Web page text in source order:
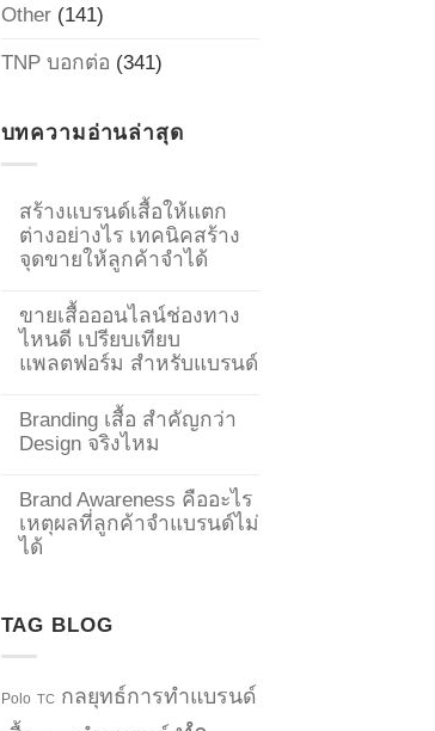
Other(141)
TNP บอกต่อ (341)
บทความอ่านล่าสุด
สร้างแบรนด์เสื้อให้แตก
ต่างอย่างไร เทคนิคสร้าง
จุดขายให้ลูกค้าจำได้
ขายเสื้อออนไลน์ช่องทาง
ไหนดี เปรียบเทียบ
แพลตฟอร์ม สำหรับแบรนด์
Branding เสื้อ สำคัญกว่า
Design จริงไหม
Brand Awareness คืออะไร
เหตุผลที่ลูกค้าจำแบรนด์ไม่
ได้
TAG BLOG
Polo TC กลยุทธ์การทำแบรนด์